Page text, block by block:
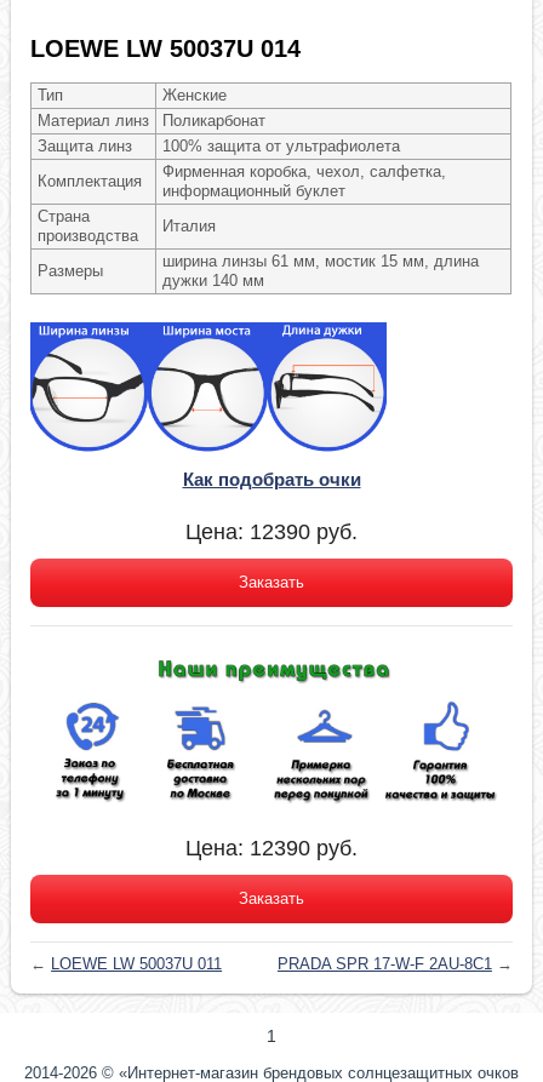
LOEWE LW 50037U 014
Тип
Женские
Материал линз
Поликарбонат
Защита линз
100% защита от ультрафиолета
Комплектация
Фирменная коробка, чехол, салфетка,
информационный буклет
Страна
производства
Италия
Размеры
ширина линзы 61 мм, мостик 15 мм, длина
дужки 140 мм
Как подобрать очки
Цена: 12390 руб.
Заказать
Цена: 12390 руб.
Заказать
← LOEWE LW 50037U 011 PRADA SPR 17-W-F 2AU-8C1 →
1
2014-2026 © «Интернет-магазин брендовых солнцезащитных очков